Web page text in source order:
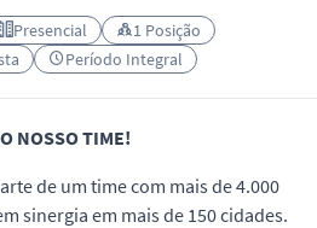
Presencial
1 Posição
Período Integral
NOSSO TIME!
de um time com mais de 4.000
sinergia em mais de 150 cidades.